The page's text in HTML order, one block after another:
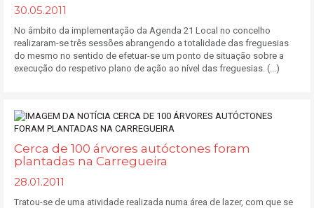
30.05.2011
No âmbito da implementação da Agenda 21 Local no concelho
realizaram-se três sessões abrangendo a totalidade das freguesias
do mesmo no sentido de efetuar-se um ponto de situação sobre a
execução do respetivo plano de ação ao nível das freguesias. (...)
Cerca de 100 árvores autóctones foram
plantadas na Carregueira
28.01.2011
Tratou-se de uma atividade realizada numa área de lazer, com que se